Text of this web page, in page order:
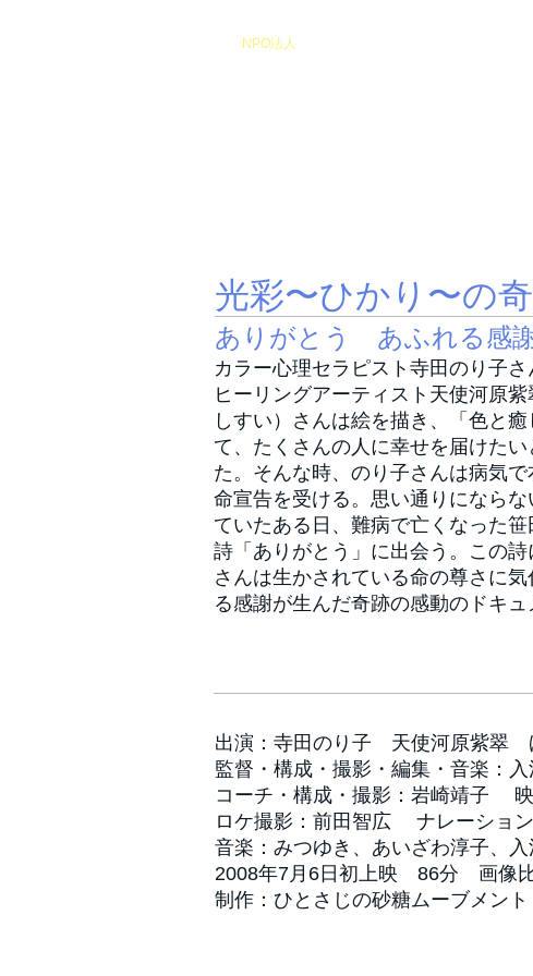
​NPO法人
光彩〜ひかり〜の
ありがとう あふれる感
カラー心理セラピスト寺田のり子さ
ヒーリングアーティスト天使河原紫
しすい）さんは絵を描き、「色と
て、たくさんの人に幸せを届けた
た。そんな時、のり子さんは病気
命宣告を受ける。思い通りにならな
ていたある日、難病で亡くなった
詩「ありがとう」に出会う。この詩
さんは生かされている命の尊さに
る感謝が生んだ奇跡の感動のドキュ
出演：寺田のり子 天使河原紫翠
監督・構成・撮影・編集・音楽：
コーチ・構成・撮影：岩崎靖子
ロケ撮影：前田智広 ナレーショ
音楽：みつゆき、あいざわ淳子、
2008年7月6日初上映 86分 画像
制作：ひとさじの砂糖ムーブメント